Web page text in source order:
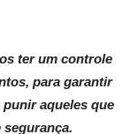
ter um controle
para garantir
aqueles que